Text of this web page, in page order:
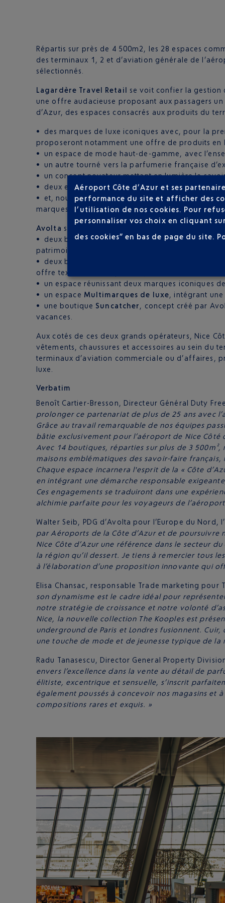
Répartis sur près de 4 500m2, les 28 espaces
des terminaux 1, 2 et d’aviation générale de
sélectionnés.
Lagardère Travel Retail se voit confier la gestion
une offre audacieuse proposant aux passagers
d’Azur, des espaces consacrés aux produits du
• des marques de luxe iconiques avec, pour la
proposeront notamment une offre de produits en
• un espace de mode haut-de-gamme, avec
• un autre tourné vers la parfumerie française
• un concept novateur mettant en lumière le
• deux espacesMultimarques, dans les
• et, nouveauté au cœur de l’aéroport, un
marques du marché de l’enfant : Disney et
Avolta se voit confier l’animation de 7 cellules de
• deux boutiquesFragonard, réparties sur les
patrimoine culturel à la réputation internationale ;
• deux boutiques de luxe
, en
offre textile et maroquinerie ;
• un espace réunissant deux marques iconiques
• un espace Multimarques de luxe, intégrant
• une boutique Suncatcher, concept créé par
vacances.
Aux cotés de ces deux grands opérateurs, Nice
vêtements, chaussures et accessoires au sein du
terminaux d’aviation commerciale ou d’affaires,
luxe.
Verbatim
Benoît Cartier-Bresson, Directeur Général Duty
prolonger ce partenariat de plus de 25 ans avec
Grâce au travail remarquable de nos équipes
bâtie exclusivement pour l’aéroport de Nice Côté
Avec 14 boutiques, réparties sur plus de 3
maisons emblématiques des savoir-faire
Chaque espace incarnera l'esprit de la « Côte
en intégrant une démarche responsable
Ces engagements se traduiront dans une
alchimie parfaite pour les voyageurs de
Walter Seib, PDG d’Avolta pour l’Europe du Nord,
par Aéroports de la Côte d’Azur et de poursuivre
Nice Côte d’Azur une référence dans le secteur
la région qu’il dessert. Je tiens à remercier tous
à l’élaboration d’une proposition innovante qui
Elisa Chansac, responsable Trade marketing pour
son dynamisme est le cadre idéal pour
notre stratégie de croissance et notre volonté
Nice, la nouvelle collection The Kooples est
underground de Paris et Londres fusionnent.
une touche de mode et de jeunesse typique de
Radu Tanasescu, Director General Property
envers l’excellence dans la vente au détail de
élitiste, excentrique et sensuelle, s’inscrit
également poussés à concevoir nos magasins et
compositions rares et exquis. »
Aéroport Côte d’Azur et ses
performance du site et afficher des
l’utilisation de nos cookies. Pour
personnaliser vos choix en cliquant
des cookies” en bas de page du site.